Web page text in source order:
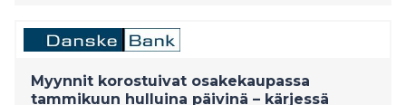
toimittaja raskaisiin työkoneisiin. Listautumisanti
Tarjottavalta Osakkeelta (kuten määritelty jäljempänä).
Merkintähinta on Henkilöstöannissa (kuten määritelty
Myynnit korostuivat osakekaupassa
tammikuun hulluina päivinä – kärjessä